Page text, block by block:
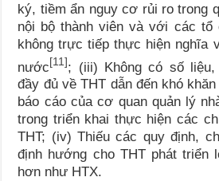
ký, tiềm ẩn nguy cơ rủi ro trong
nội bộ thành viên và với các tổ
không trực tiếp thực hiện nghĩa
nước[11]; (iii) Không có số
đầy đủ về THT dẫn đến khó
báo cáo của cơ quan quản lý
trong triển khai thực hiện các
THT; (iv) Thiếu các quy định,
định hướng cho THT phát triển
hơn như HTX.